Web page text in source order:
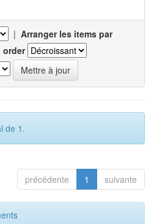
| Arranger les items par
order
de 1.
précédente 1 suivante